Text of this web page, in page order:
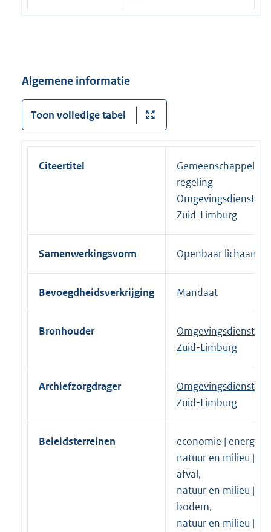
Algemene informatie
Toon volledige tabel
Citeertitel
Gemeenschappelijke
regeling
Omgevingsdienst
Zuid-Limburg
Samenwerkingsvorm Openbaar lichaam
Bevoegdheidsverkrijging Mandaat
Bronhouder
Omgevingsdienst
Zuid-Limburg
Archiefzorgdrager
Omgevingsdienst
Zuid-Limburg
Beleidsterreinen
economie | energie,
natuur en milieu |
afval,
natuur en milieu |
bodem,
natuur en milieu |